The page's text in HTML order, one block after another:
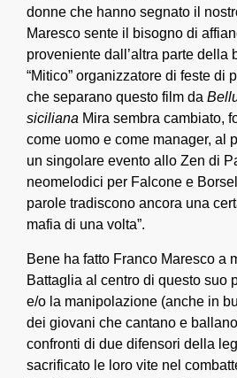
donne che hanno segnato il
Maresco sente il bisogno di
proveniente dall’altra parte della
“Mitico” organizzatore di feste di
che separano questo film da
siciliana Mira sembra cambiato,
come uomo e come manager, al
un singolare evento allo Zen di
neomelodici per Falcone e
parole tradiscono ancora una
mafia di una volta”.
Bene ha fatto Franco Maresco a
Battaglia al centro di questo suo
e/o la manipolazione (anche in
dei giovani che cantano e
confronti di due difensori della
sacrificato le loro vite nel